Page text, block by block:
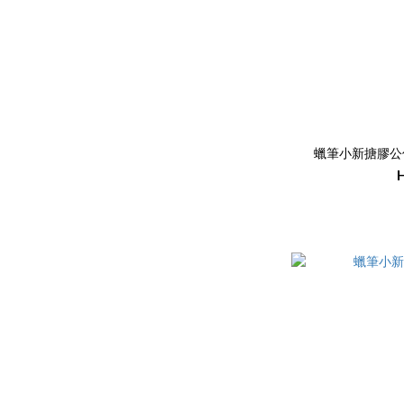
蠟筆小新搪膠